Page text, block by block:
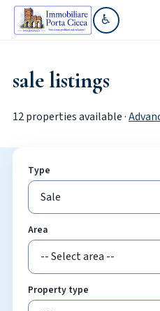
♿Go to
sale listings
12 properties available ·
Type
Area
Property type